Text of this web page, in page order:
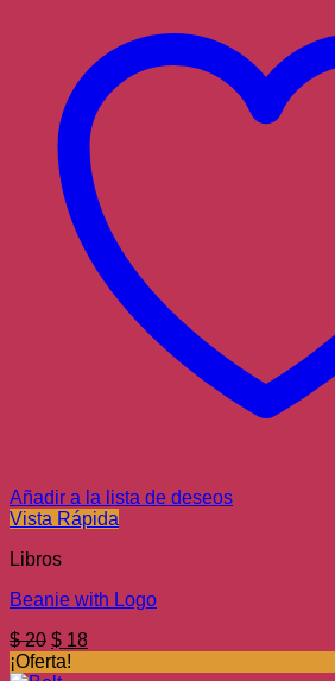
Añadir a la lista de deseos
Vista Rápida
Libros
Beanie with Logo
$20 El
precio
$ 18El
¡Oferta!